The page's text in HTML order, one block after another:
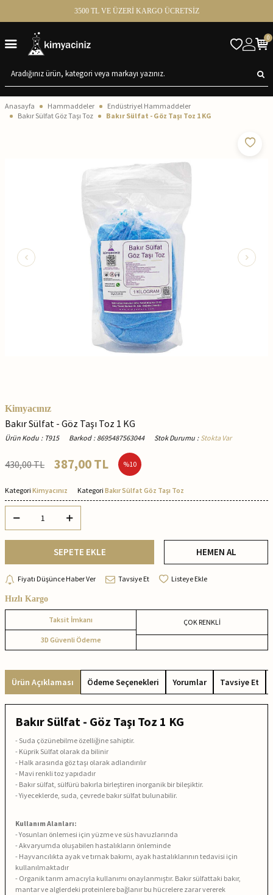
3500 TL VE ÜZERİ KARGO ÜCRETSİZ
0
Anasayfa Hammaddeler
Endüstriyel Hammaddeler
Bakır Sülfat Göz Taşı Toz
Bakır Sülfat - Göz Taşı Toz 1 KG
Kimyacınız
Bakır Sülfat - Göz Taşı Toz 1 KG
Ürün Kodu : T915 Barkod : 8695487563044 Stok Durumu : Stokta Var
430,00TL 387,00TL %10
Kategori Kimyacınız Kategori Bakır Sülfat Göz Taşı Toz
SEPETE EKLE HEMEN AL
Fiyatı Düşünce Haber Ver Tavsiye Et Listeye Ekle
Hızlı Kargo
Taksit İmkanı
3D Güvenli Ödeme
ÇOK RENKLİ
Ürün Açıklaması Ödeme Seçenekleri Yorumlar Tavsiye Et
Bakır Sülfat - Göz Taşı Toz 1 KG
- Suda çözünebilme özelliğine sahiptir.
- Küprik Sülfat olarak da bilinir
- Halk arasında göz taşı olarak adlandırılır
- Mavi renkli toz yapıdadır
- Bakır sülfat, sülfürü bakırla birleştiren inorganik bir bileşiktir.
- Yiyeceklerde, suda, çevrede bakır sülfat bulunabilir.
Kullanım Alanları:
- Yosunları önlemesi için yüzme ve süs havuzlarında
- Akvaryumda oluşabilen hastalıkların önleminde
- Hayvancılıkta ayak ve tırnak bakımı, ayak hastalıklarının tedavisi için
kullanılmaktadır
- Organik tarım amacıyla kullanımı onaylanmıştır. Bakır sülfattaki bakır,
mantar ve alglerdeki proteinlere bağlanır bu hücrelere zarar vererek